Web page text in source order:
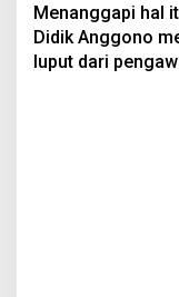
Menanggapi hal
Didik Anggono
luput dari